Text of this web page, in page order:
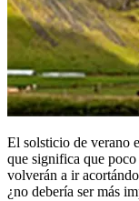
El solsticio de verano
que significa que
volverán a ir
¿no debería ser más